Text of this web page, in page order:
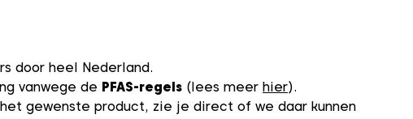
door heel Nederland.
vanwege de PFAS-regels (lees meer hier).
gewenste product, zie je direct of we daar kunnen